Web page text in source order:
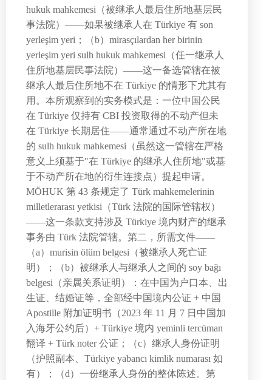
hukuk mahkemesi（被继承人最后住所地基层民
事法院）——如果被继承人在 Türkiye 有 son
yerleşim yeri；（b）mirasçılardan her birinin
yerleşim yeri sulh hukuk mahkemesi（任一继承人
住所地基层民事法院）——这一备选管辖在被
继承人最后住所地不在 Türkiye 的情形下尤其有
用。本所观察到的实务模式是：一位中国公民
在 Türkiye 仅持有 CBI 投资取得的不动产但未
在 Türkiye 长期居住——通常通过不动产所在地
的 sulh hukuk mahkemesi（虽然这一管辖在严格
意义上须基于"在 Türkiye 的继承人住所地"或基
于不动产所在地的衍生连接点）提起申请。
MÖHUK 第 43 条规定了 Türk mahkemelerinin
milletlerarası yetkisi（Türk 法院的国际管辖权）
——这一条款支持涉及 Türkiye 境内财产的继承
事务由 Türk 法院管辖。第二，所需文件——
（a）murisin ölüm belgesi（被继承人死亡证
明）；（b）被继承人与继承人之间的 soy bağı
belgesi（亲属关系证明）：在中国为户口本、出
生证、结婚证等，全部经中国境内公证 + 中国
Apostille 附加证明书（2023 年 11 月 7 日中国加
入海牙公约后）+ Türkiye 境内 yeminli tercüman
翻译 + Türk noter 公证；（c）继承人身份证明
（护照副本、Türkiye yabancı kimlik numarası 如
有）；（d）一份继承人身份的整体陈述。第